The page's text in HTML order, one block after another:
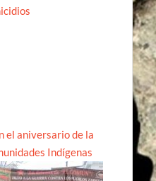
el aniversario de la
Indígenas